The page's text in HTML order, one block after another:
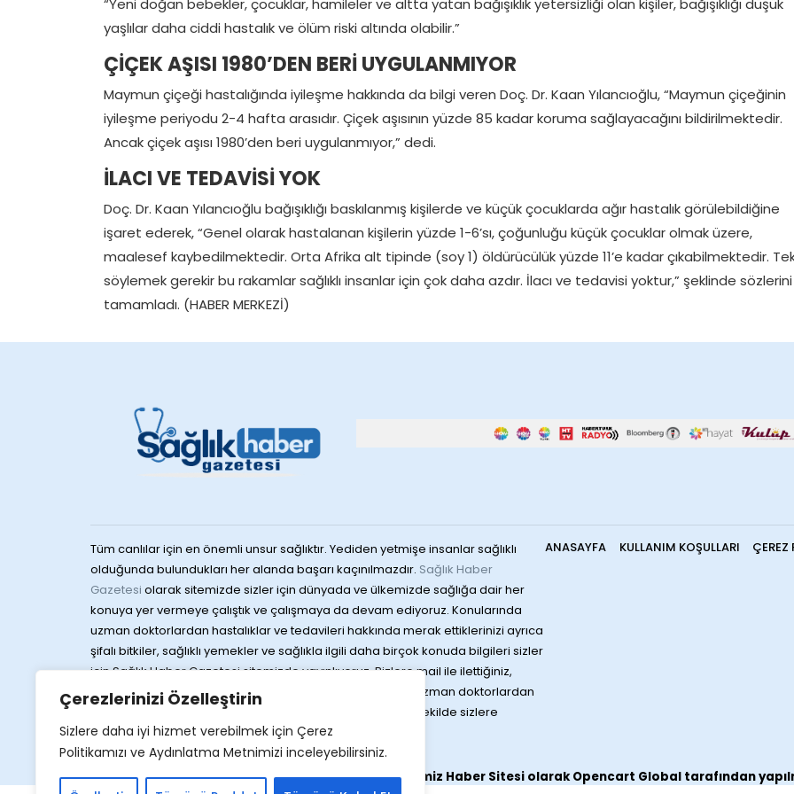
Çerezlerinizi Özelleştirin
Sizlere daha iyi hizmet verebilmek için Çerez
Politikamızı ve Aydınlatma Metnimizi inceleyebilirsiniz.
“Yeni doğan bebekler, çocuklar, hamileler ve altta yatan bağışıklık yetersizliği olan kişiler, bağışıklığı düşük
yaşlılar daha ciddi hastalık ve ölüm riski altında olabilir.”
ÇİÇEK AŞISI 1980’DEN BERİ UYGULANMIYOR
Maymun çiçeği hastalığında iyileşme hakkında da bilgi veren Doç. Dr. Kaan Yılancıoğlu, “Maymun çiçeğinin
iyileşme periyodu 2-4 hafta arasıdır. Çiçek aşısının yüzde 85 kadar koruma sağlayacağını bildirilmektedir.
Ancak çiçek aşısı 1980’den beri uygulanmıyor,” dedi.
İLACI VE TEDAVİSİ YOK
Doç. Dr. Kaan Yılancıoğlu bağışıklığı baskılanmış kişilerde ve küçük çocuklarda ağır hastalık görülebildiğine
işaret ederek, “Genel olarak hastalanan kişilerin yüzde 1-6’sı, çoğunluğu küçük çocuklar olmak üzere,
maalesef kaybedilmektedir. Orta Afrika alt tipinde (soy 1) öldürücülük yüzde 11’e kadar çıkabilmektedir.
söylemek gerekir bu rakamlar sağlıklı insanlar için çok daha azdır. İlacı ve tedavisi yoktur,” şeklinde sözlerini
tamamladı. (HABER MERKEZİ)
Tüm canlılar için en önemli unsur sağlıktır. Yediden yetmişe insanlar sağlıklı
olduğunda bulundukları her alanda başarı kaçınılmazdır. Sağlık Haber
Gazetesi olarak sitemizde sizler için dünyada ve ülkemizde sağlığa dair her
konuya yer vermeye çalıştık ve çalışmaya da devam ediyoruz. Konularında
uzman doktorlardan hastalıklar ve tedavileri hakkında merak ettiklerinizi ayrıca
şifalı bitkiler, sağlıklı yemekler ve sağlıkla ilgili daha birçok konuda bilgileri sizler
için Sağlık Haber Gazetesi sitemizde yayınlıyoruz. Bizlere mail ile ilettiğiniz,
sağlığa dair merak ettiğiniz konuları da yine konularında uzman doktorlardan
gelen yayınları Sağlık Haber Gazetesi sitemizden hızlı bir şekilde sizlere
ulaştırıyoruz. Sağlıklı günler dileklerimizle
ANASAYFA KULLANIM KOŞULLARI ÇEREZ
Web sitemiz Haber Sitesi olarakOpencart Global tarafından